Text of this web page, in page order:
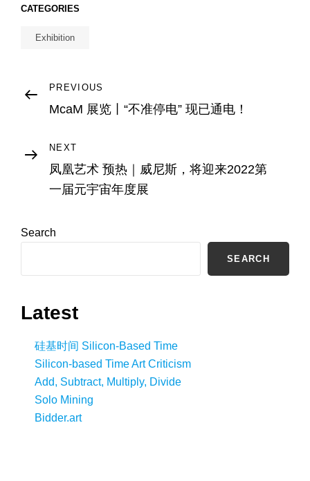
CATEGORIES
Exhibition
Post
navigation
Previous
Post
PREVIOUS
McaM 展览丨“不准停电” 现已通电！
Next
Post
NEXT
凤凰艺术 预热｜威尼斯，将迎来2022第
一届元宇宙年度展
Search
SEARCH
Latest
硅基时间 Silicon-Based Time
Silicon-based Time Art Criticism
Add, Subtract, Multiply, Divide
Solo Mining
Bidder.art